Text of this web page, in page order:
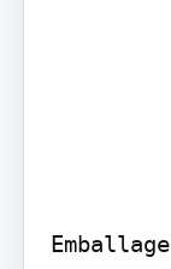
Emballage